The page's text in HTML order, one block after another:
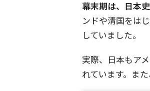
幕末期は、日本
ンドや清国をは
していました。
実際、日本もア
れています。また